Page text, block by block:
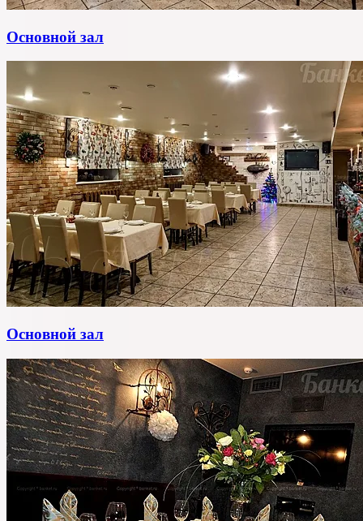
Основной зал
Основной зал